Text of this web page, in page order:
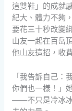
這雙鞋」的成就
紀大、體力不夠
要花三十秒改變
山友一起在百岳
他山友這招，收
「我告訴自己：
你們也一樣！」
——不只是冷冰冰